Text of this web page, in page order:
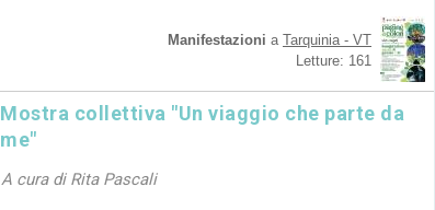
Manifestazioni a Tarquinia - VT
Letture: 161
Mostra collettiva "Un viaggio che parte da
me"
A cura di Rita Pascali